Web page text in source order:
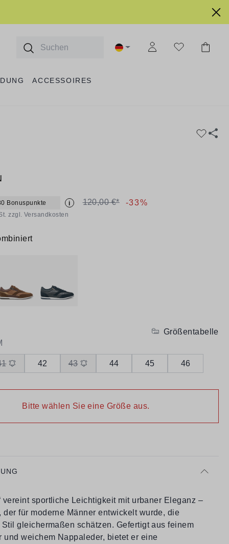
ACCESSOIRES
Bonuspunkte i 120,00 €* -33%
zzgl. Versandkosten
Größentabelle
42 43 44 45 46
Bitte wählen Sie eine Größe aus.
vereint sportliche Leichtigkeit mit urbaner Eleganz –
der für moderne Männer entwickelt wurde, die
Stil gleichermaßen schätzen. Gefertigt aus feinem
und weichem Nappaleder, bietet er eine